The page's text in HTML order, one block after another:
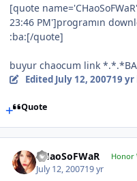
[quote
23:46 PM']programın
:ba:[/quote]
buyur chaocum link
Edited July 12, 200719 yr
Quote
CHaoSoFWaR Honor
July 12, 200719 yr